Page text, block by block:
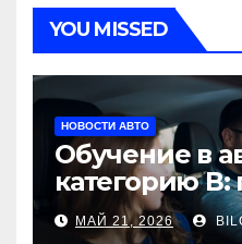
YOU MISSED
НОВОСТИ АВТО
Обучение в
категорию
для будущих
МАЙ 21, 2026